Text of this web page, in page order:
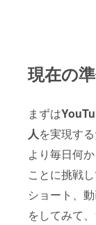
現在の
まずは
人を実現す
より毎日何
ことに挑戦
ショート、
をしてみて